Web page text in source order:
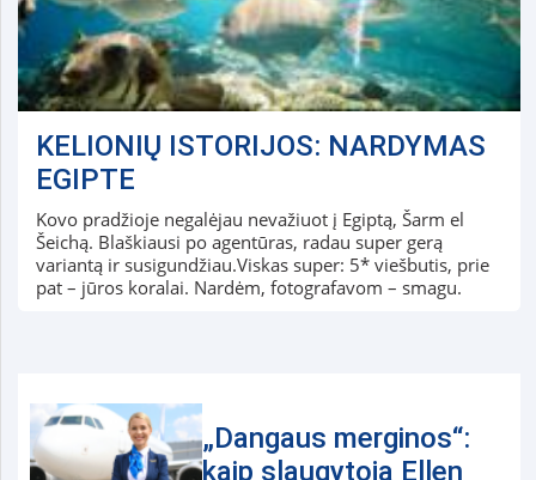
KELIONIŲ ISTORIJOS: NARDYMAS
EGIPTE
Kovo pradžioje negalėjau nevažiuot į Egiptą, Šarm el
Šeichą. Blaškiausi po agentūras, radau super gerą
variantą ir susigundžiau.Viskas super: 5* viešbutis, prie
pat – jūros koralai. Nardėm, fotografavom – smagu.
„Dangaus merginos“:
kaip slaugytoja Ellen